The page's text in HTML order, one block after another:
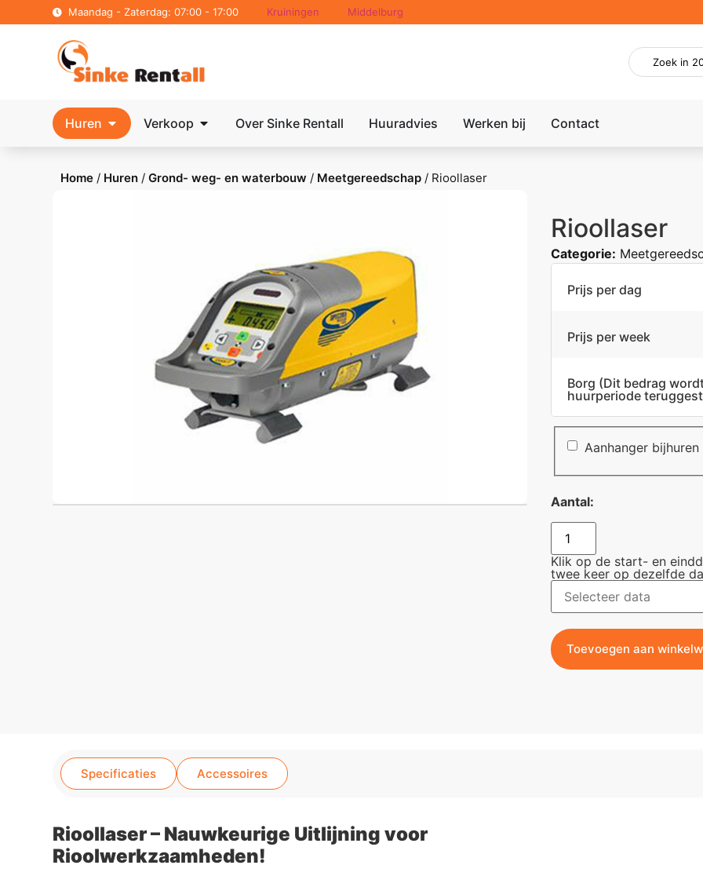
Maandag - Zaterdag: 07:00 - 17:00 Kruiningen Middelburg
Huren Verkoop Over Sinke Rentall Huuradvies Werken bij Contact
Home / Huren /Grond- weg- en waterbouw / Meetgereedschap / Rioollaser
Rioollaser
Categorie:
Prijs per dag
Prijs per week
Borg (Dit bedrag
huurperiode
Aanhanger bijhuren
Aantal:
Klik op de start- en
twee keer op dezelfde
Toevoegen aan
Specificaties Accessoires
Rioollaser – Nauwkeurige Uitlijning voor
Rioolwerkzaamheden!